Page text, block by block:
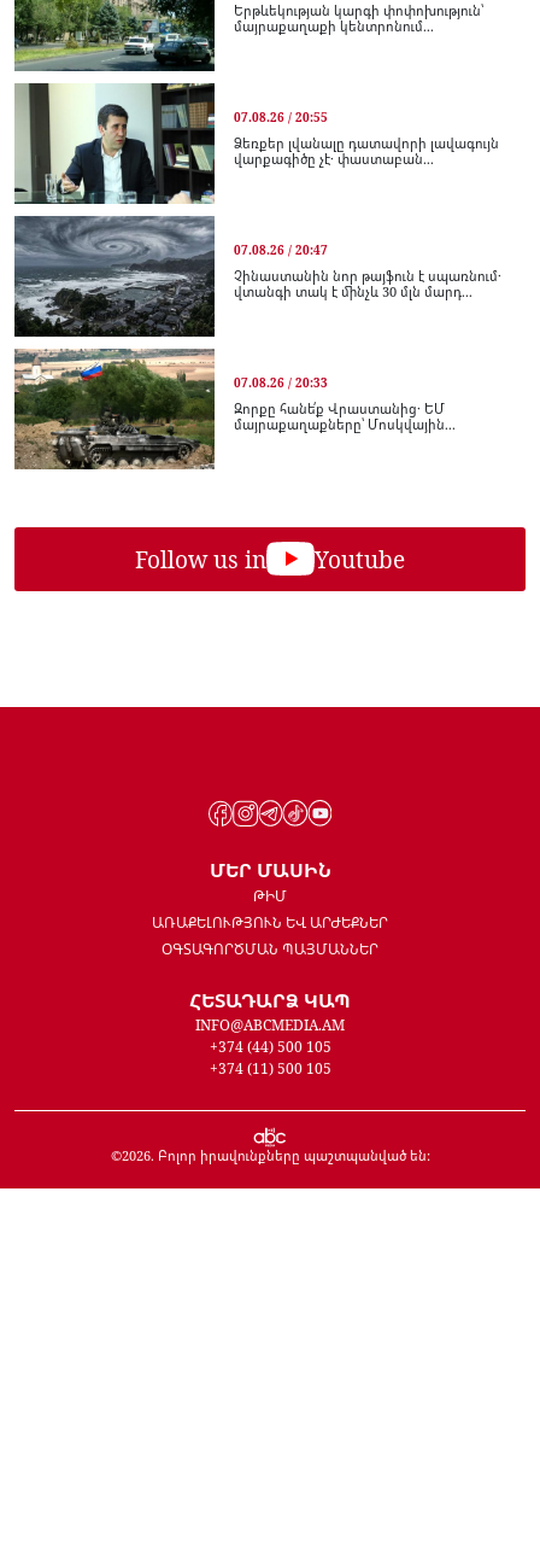
Երթևեկության կարգի փոփոխություն՝
մայրաքաղաքի կենտրոնում...
07.08.26 / 20:55
Ձեռքեր լվանալը դատավորի լավագույն
վարքագիծը չէ․ փաստաբան...
07.08.26 / 20:47
Չինաստանին նոր թայֆուն է սպառնում․
վտանգի տակ է մինչև 30 մլն մարդ...
07.08.26 / 20:33
Զորքը հանե՛ք Վրաստանից․ ԵՄ
մայրաքաղաքները՝ Մոսկվային...
Follow us in Youtube
ՄԵՐ ՄԱՍԻՆ
ԹԻՄ
ԱՌԱՔԵԼՈՒԹՅՈՒՆ ԵՎ ԱՐԺԵՔՆԵՐ
ՕԳՏԱԳՈՐԾՄԱՆ ՊԱՅՄԱՆՆԵՐ
ՀԵՏԱԴԱՐՁ ԿԱՊ
INFO@ABCMEDIA.AM
+374 (44) 500 105
+374 (11) 500 105
©2026. Բոլոր իրավունքները պաշտպանված են: